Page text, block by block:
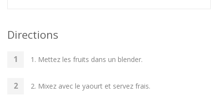
Directions
1. Mettez les fruits dans un blender.
2. Mixez avec le yaourt et servez frais.